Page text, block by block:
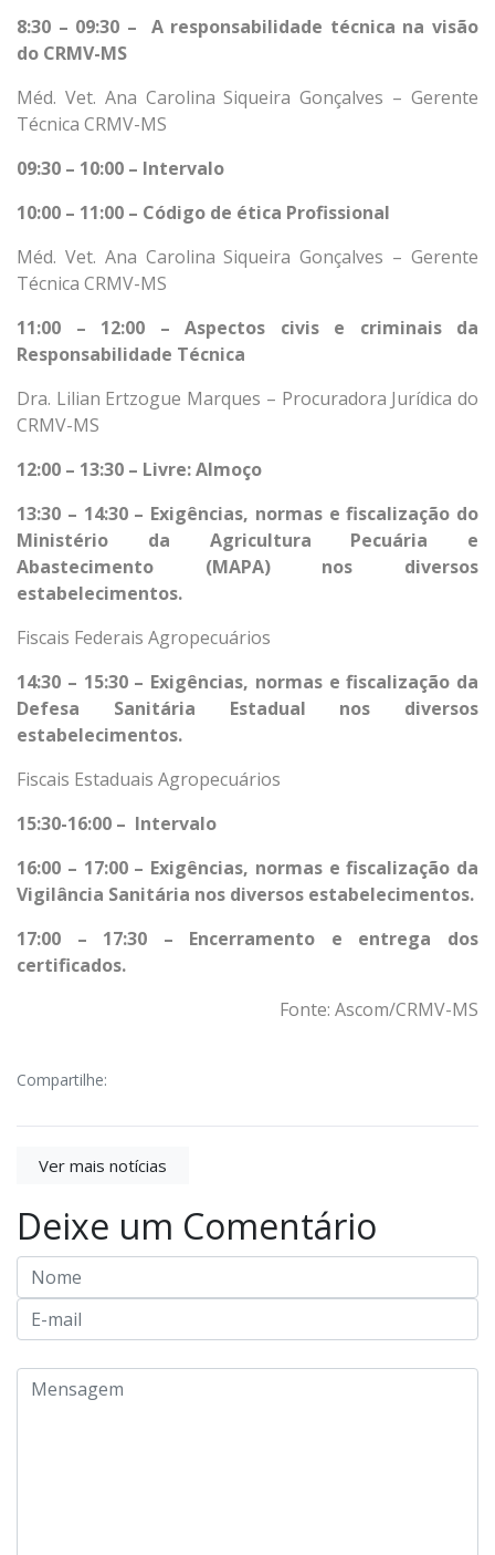
8:30 – 09:30 – A responsabilidade técnica na visão
do CRMV-MS
Méd. Vet. Ana Carolina Siqueira Gonçalves – Gerente
Técnica CRMV-MS
09:30 – 10:00 – Intervalo
10:00 – 11:00 – Código de ética Profissional
Méd. Vet. Ana Carolina Siqueira Gonçalves – Gerente
Técnica CRMV-MS
11:00 – 12:00 – Aspectos civis e criminais da
Responsabilidade Técnica
Dra. Lilian Ertzogue Marques – Procuradora Jurídica do
CRMV-MS
12:00 – 13:30 – Livre: Almoço
13:30 – 14:30 – Exigências, normas e fiscalização do
Ministério da Agricultura Pecuária e
Abastecimento (MAPA) nos diversos
estabelecimentos.
Fiscais Federais Agropecuários
14:30 – 15:30 – Exigências, normas e fiscalização da
Defesa Sanitária Estadual nos diversos
estabelecimentos.
Fiscais Estaduais Agropecuários
15:30-16:00 – Intervalo
16:00 – 17:00 – Exigências, normas e fiscalização da
Vigilância Sanitária nos diversos estabelecimentos.
17:00 – 17:30 – Encerramento e entrega dos
certificados.
Fonte: Ascom/CRMV-MS
Compartilhe:
Ver mais notícias
Deixe um Comentário